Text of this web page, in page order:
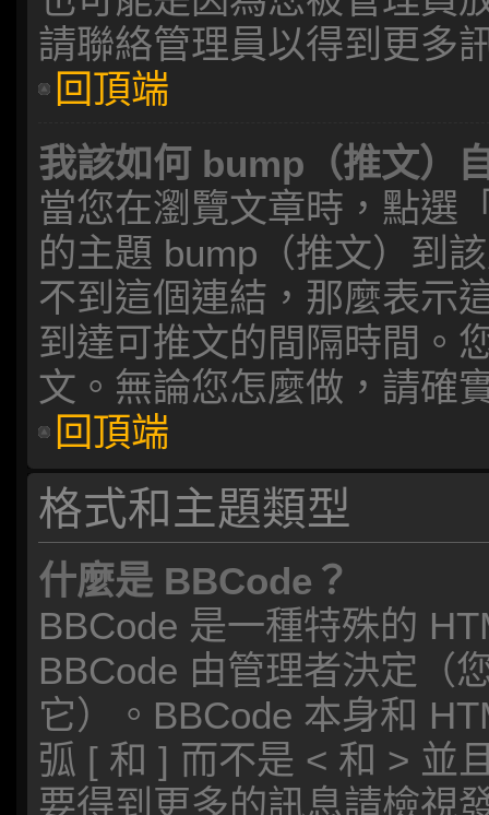
請聯絡管理員以得到更多
回頂端
我該如何 bump（推文）
當您在瀏覽文章時，點選
的主題 bump（推文）到
不到這個連結，那麼表示
到達可推文的間隔時間。
文。無論您怎麼做，請確
回頂端
格式和主題類型
什麼是 BBCode？
BBCode 是一種特殊的
BBCode 由管理者決定（
它）。BBCode 本身和
弧 [ 和 ] 而不是 < 和 > 並
要得到更多的訊息請檢視